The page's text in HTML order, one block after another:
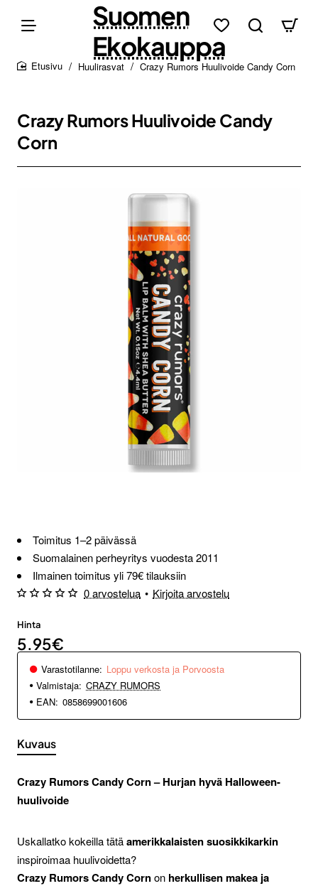
Suomen
Ekokauppa
Huulirasvat Crazy Rumors Huulivoide Candy Corn
Crazy Rumors Huulivoide Candy
Corn
Toimitus 1–2 päivässä
Suomalainen perheyritys vuodesta 2011
Ilmainen toimitus yli 79€ tilauksiin
0 arvostelua • Kirjoita arvostelu
Hinta
5.95€
Varastotilanne: Loppu verkosta ja Porvoosta
Valmistaja: CRAZY RUMORS
EAN: 0858699001606
Kuvaus
Crazy Rumors Candy Corn – Hurjan hyvä Halloween-
huulivoide
Uskallatko kokeilla tätäamerikkalaisten suosikkikarkin
inspiroimaa huulivoidetta?
Crazy Rumors Candy Cornon herkullisen makea ja